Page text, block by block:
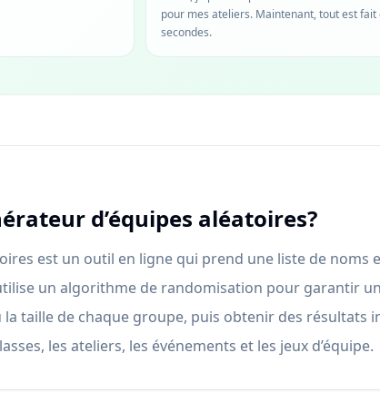
pour mes ateliers. Maintenant, tout est fait
secondes.
d’équipes aléatoires?
est un outil en ligne qui prend une liste de
un algorithme de randomisation pour garantir
la taille de chaque groupe, puis obtenir des résultats
les ateliers, les événements et les jeux d’équipe.